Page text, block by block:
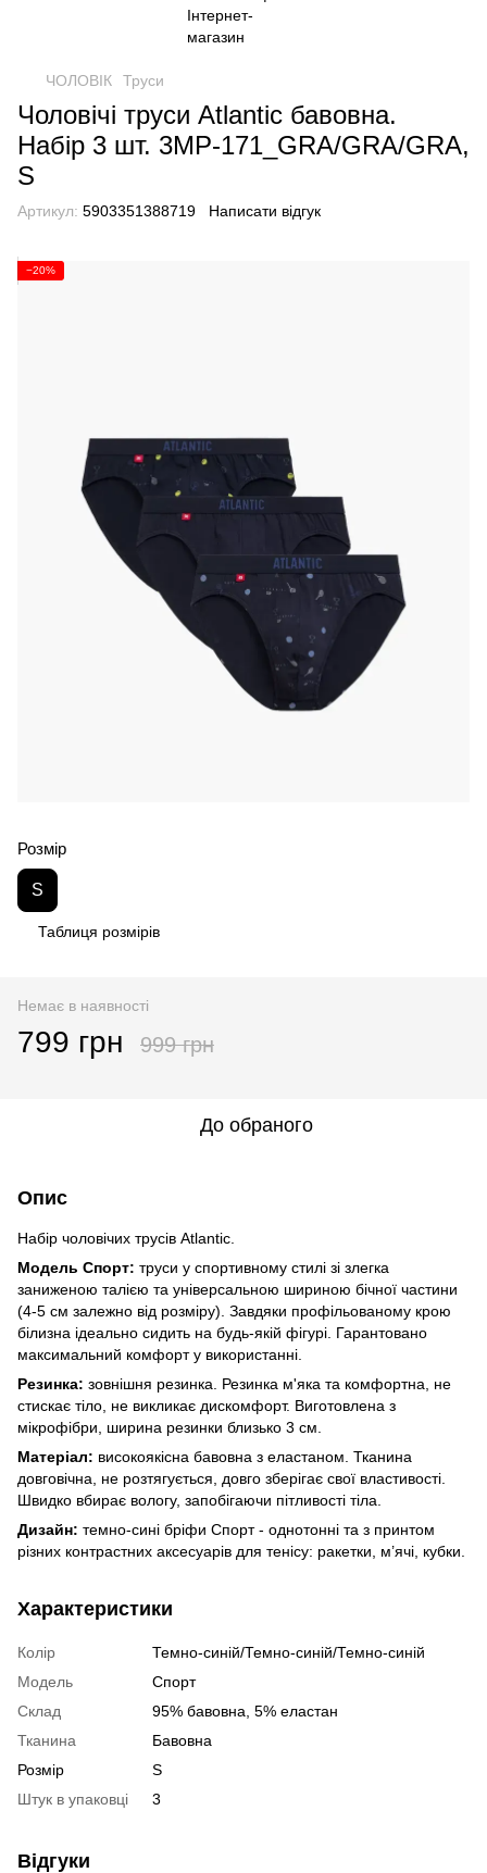
ЧОЛОВІК Труси
Чоловічі труси Atlantic бавовна.
Набір 3 шт. 3MP-171_GRA/GRA/GRA,
S
Артикул: 5903351388719 Написати відгук
−20%
Розмір
S
Таблиця розмірів
Немає в наявності
799 грн 999 грн
До обраного
Опис
Набір чоловічих трусів Atlantic.
Модель Спорт: труси у спортивному стилі зі злегка
заниженою талією та універсальною шириною бічної частини
(4-5 см залежно від розміру). Завдяки профільованому крою
білизна ідеально сидить на будь-якій фігурі. Гарантовано
максимальний комфорт у використанні.
Резинка: зовнішня резинка. Резинка м'яка та комфортна, не
стискає тіло, не викликає дискомфорт. Виготовлена з
мікрофібри, ширина резинки близько 3 см.
Матеріал: високоякісна бавовна з еластаном. Тканина
довговічна, не розтягується, довго зберігає свої властивості.
Швидко вбирає вологу, запобігаючи пітливості тіла.
Дизайн: темно-сині бріфи Спорт - однотонні та з принтом
різних контрастних аксесуарів для тенісу: ракетки, м’ячі, кубки.
Характеристики
Колір
Темно-синій/Темно-синій/Темно-синій
Модель
Спорт
Склад
95% бавовна, 5% еластан
Тканина
Бавовна
Розмір
S
Штук в упаковці
3
Відгуки